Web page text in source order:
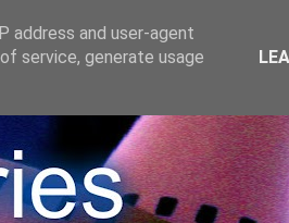
address and user-agent
service, generate usage